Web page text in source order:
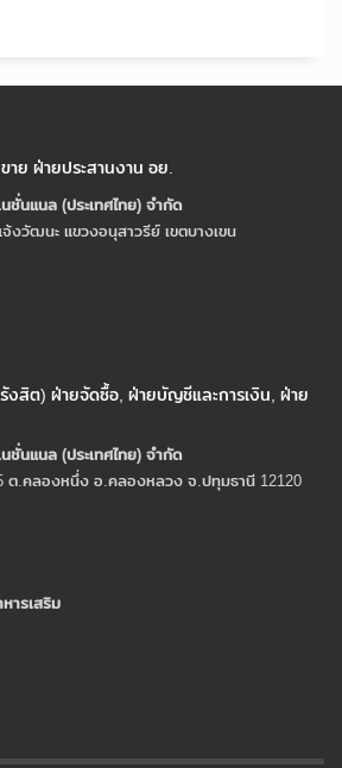
ย ฝ่ายประสานงาน อย.
ชั่นแนล (ประเทศไทย) จํากัด
งวัฒนะ แขวงอนุสาวรีย์ เขตบางเขน
งสิต) ฝ่ายจัดซื้อ, ฝ่ายบัญชีและการเงิน, ฝ่าย
ชั่นแนล (ประเทศไทย) จํากัด
ต.คลองหนึ่ง อ.คลองหลวง จ.ปทุมธานี 12120
ารเสริม